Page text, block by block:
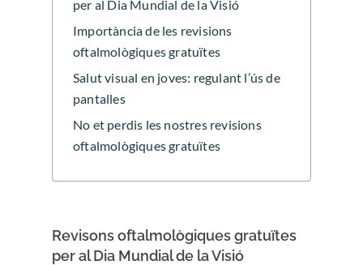
per al Dia Mundial de la Visió
Importància de les revisions
oftalmològiques gratuïtes
Salut visual en joves: regulant l’ús de
pantalles
No et perdis les nostres revisions
oftalmològiques gratuïtes
Revisons oftalmològiques gratuïtes
per al Dia Mundial de la Visió